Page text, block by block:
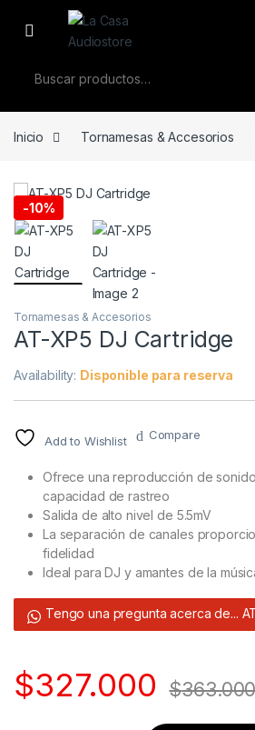
Skip to navigation
Skip to content
Inicio Tornamesas & Accesorios
-10%
Tornamesas & Accesorios
AT-XP5 DJ Cartridge
Availability: Disponible para reserva
Add to Wishlist Compare
Ofrece una reproducción de
capacidad de rastreo
Salida de alto nivel de 5.5mV
La separación de canales
fidelidad
Ideal para DJ y amantes de la
Tengo una pregunta acerca de...
$327.000 $